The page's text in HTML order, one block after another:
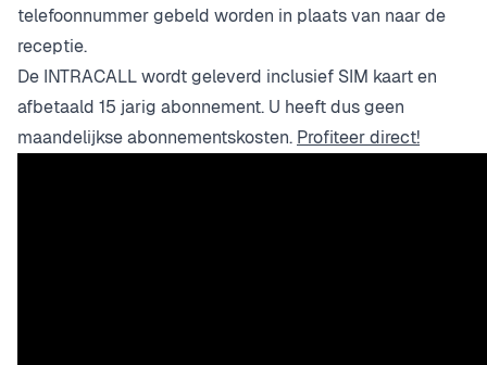
telefoonnummer gebeld worden in plaats van naar de
receptie.
De INTRACALL wordt geleverd inclusief SIM kaart en
afbetaald 15 jarig abonnement. U heeft dus geen
maandelijkse abonnementskosten. Profiteer direct!